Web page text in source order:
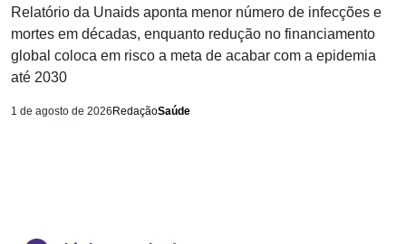
Relatório da Unaids aponta menor número de infecções e
mortes em décadas, enquanto redução no financiamento
global coloca em risco a meta de acabar com a epidemia
até 2030
1 de agosto de 2026 RedaçãoSaúde